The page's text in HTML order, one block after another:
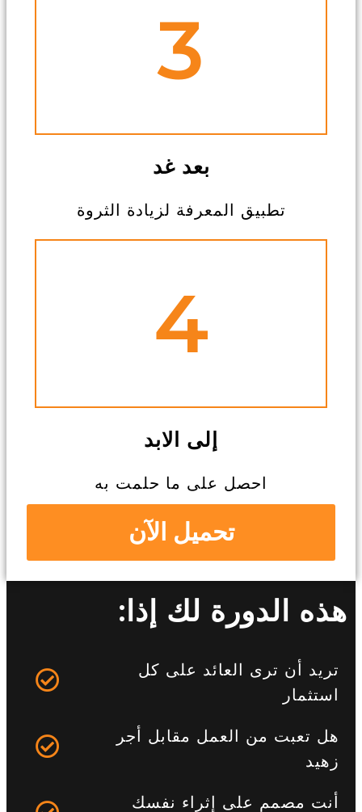
3
بعد غد
تطبيق المعرفة لزيادة الثروة
4
إلى الابد
احصل على ما حلمت به
تحميل الآن
هذه الدورة لك إذا:
تريد أن ترى العائد على كل
استثمار
هل تعبت من العمل مقابل أجر
زهيد
أنت مصمم على إثراء نفسك